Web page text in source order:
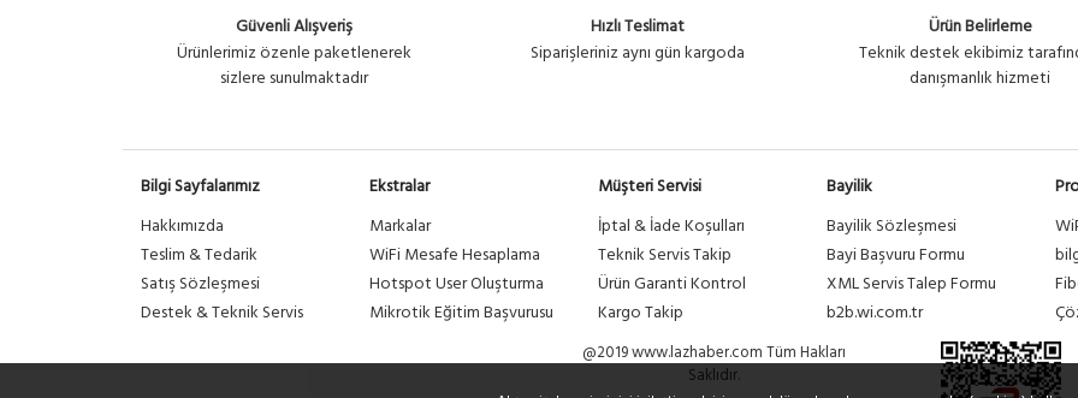
Güvenli Alışveriş
Ürünlerimiz özenle paketlenerek
sizlere sunulmaktadır
Hızlı Teslimat
Siparişleriniz aynı gün kargoda
Ürün Belirleme
Teknik destek ekibimiz
danışmanlık hizmeti
Bilgi Sayfalarımız
Hakkımızda
Teslim & Tedarik
Satış Sözleşmesi
Destek & Teknik Servis
Ekstralar
Markalar
WiFi Mesafe Hesaplama
Hotspot User Oluşturma
Mikrotik Eğitim Başvurusu
Müşteri Servisi
İptal & İade Koşulları
Teknik Servis Takip
Ürün Garanti Kontrol
Kargo Takip
Bayilik
Bayilik Sözleşmesi
Bayi Başvuru Formu
XML Servis Talep Formu
b2b.wi.com.tr
@2019 www.lazhaber.com Tüm Hakları
Saklıdır.